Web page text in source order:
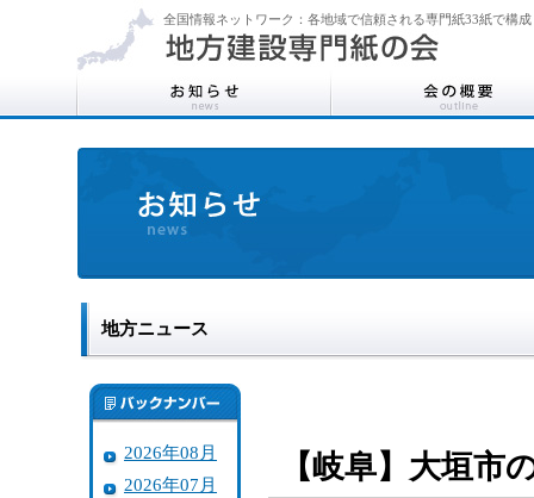
全国情報ネットワーク：各地域で信頼される専門紙33紙で構成
地方ニュース
2026年08月
2026年07月
【岐阜】大垣